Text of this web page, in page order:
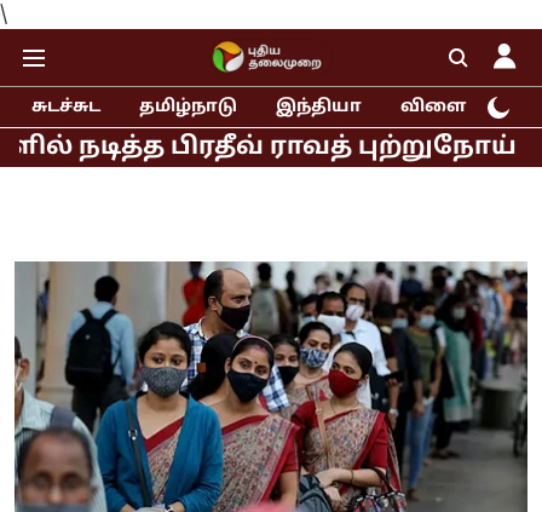
\
சுடச்சுட தமிழ்நாடு இந்தியா விளையாட்டு
பிரதீவ் ராவத் புற்றுநோய்